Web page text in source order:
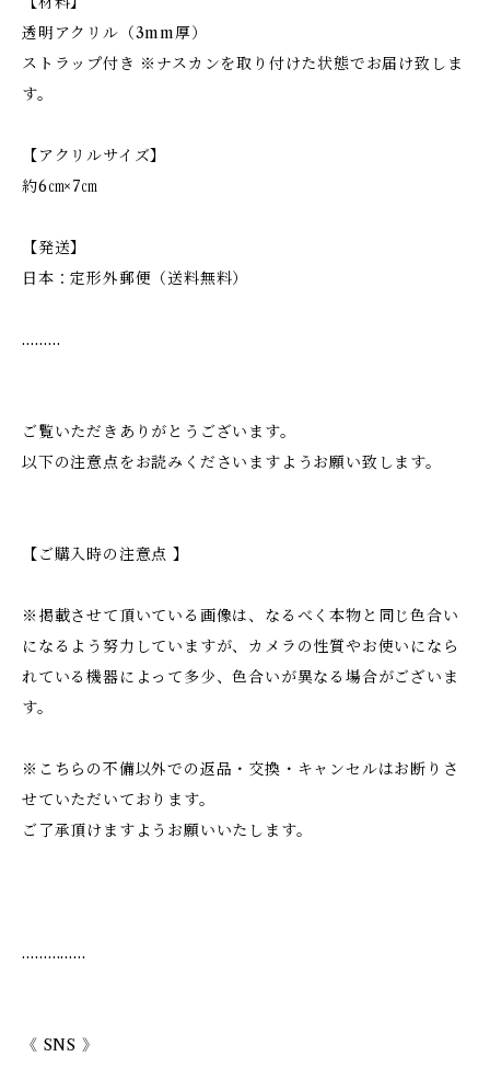
透明アクリル（3mm厚）
ストラップ付き ※ナスカンを取り付けた状態でお届け致しま
す。
【アクリルサイズ】
約6㎝×7㎝
【発送】
日本：定形外郵便（送料無料）
………
ご覧いただきありがとうございます。
以下の注意点をお読みくださいますようお願い致します。
【ご購入時の注意点 】
※掲載させて頂いている画像は、なるべく本物と同じ色合い
になるよう努力していますが、カメラの性質やお使いになら
れている機器によって多少、色合いが異なる場合がございま
す。
※こちらの不備以外での返品・交換・キャンセルはお断りさ
せていただいております。
ご了承頂けますようお願いいたします。
……………
《 SNS 》